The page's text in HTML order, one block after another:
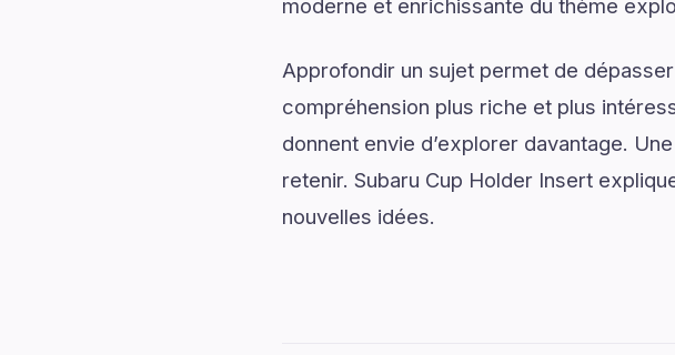
moderne et enrichissante du thème
Approfondir un sujet permet de
compréhension plus riche et plus
donnent envie d’explorer davantage.
retenir. Subaru Cup Holder Insert
nouvelles idées.